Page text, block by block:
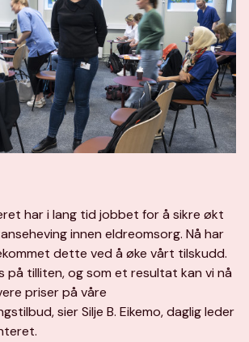
har i lang tid jobbet for å sikre økt
innen eldreomsorg. Nå har
dette ved å øke vårt tilskudd.
tilliten, og som et resultat kan vi nå
priser på våre
sier Silje B. Eikemo, daglig leder